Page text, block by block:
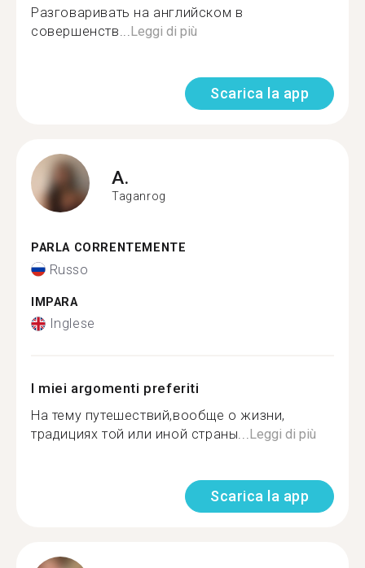
Разговаривать на английском в
совершенств...Leggi di più
Scarica la app
A.
Taganrog
PARLA CORRENTEMENTE
Russo
IMPARA
Inglese
I miei argomenti preferiti
На тему путешествий,вообще о жизни,
традициях той или иной страны...Leggi di più
Scarica la app